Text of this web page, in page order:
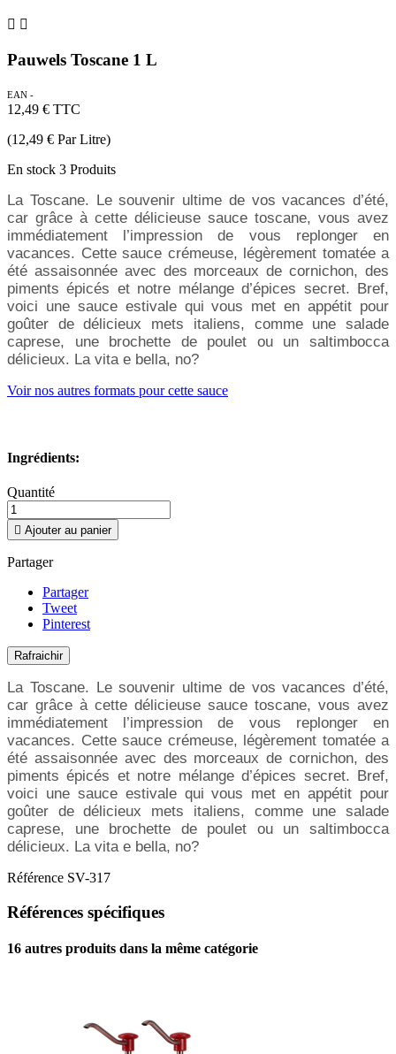
 
Pauwels Toscane 1 L
EAN -
12,49 € TTC
(12,49 € Par Litre)
En stock 3 Produits
La Toscane. Le souvenir ultime de vos vacances d’été,
car grâce à cette délicieuse sauce toscane, vous avez
immédiatement l’impression de vous replonger en
vacances. Cette sauce crémeuse, légèrement tomatée a
été assaisonnée avec des morceaux de cornichon, des
piments épicés et notre mélange d’épices secret. Bref,
voici une sauce estivale qui vous met en appétit pour
goûter de délicieux mets italiens, comme une salade
caprese, une brochette de poulet ou un saltimbocca
délicieux. La vita e bella, no?
Voir nos autres formats pour cette sauce
Ingrédients:
Quantité
 Ajouter au panier
Partager
Partager
Tweet
Pinterest
La Toscane. Le souvenir ultime de vos vacances d’été,
car grâce à cette délicieuse sauce toscane, vous avez
immédiatement l’impression de vous replonger en
vacances. Cette sauce crémeuse, légèrement tomatée a
été assaisonnée avec des morceaux de cornichon, des
piments épicés et notre mélange d’épices secret. Bref,
voici une sauce estivale qui vous met en appétit pour
goûter de délicieux mets italiens, comme une salade
caprese, une brochette de poulet ou un saltimbocca
délicieux. La vita e bella, no?
Référence SV-317
Références spécifiques
16 autres produits dans la même catégorie